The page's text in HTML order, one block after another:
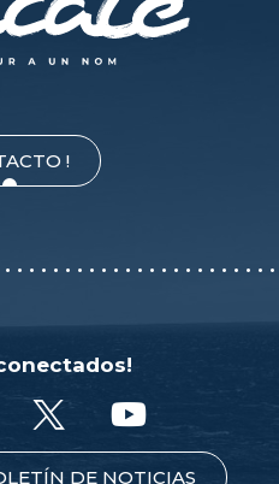
!
DE NOTICIAS